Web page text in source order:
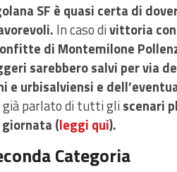
SF è quasi certa di
In caso divittoria
di Montemilone
sarebbero salvi per via
e urbisalviensi e
già parlato di tutti gliscenari
(leggi qui).
Categoria